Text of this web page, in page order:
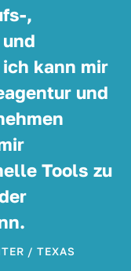
,
kann mir
und
Tools zu
/ TEXAS